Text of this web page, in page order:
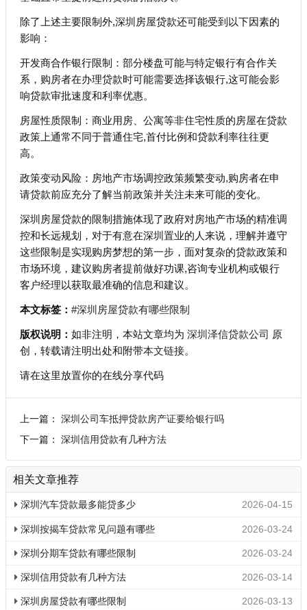
除了上述主要限制外,深圳房屋贷款还可能受到以下因素的
影响：
开发商合作银行限制：部分楼盘可能与特定银行有合作关
系，购房者在办理贷款时可能需要选择该银行,这可能会影
响贷款审批速度和利率优惠。
房屋性质限制：商业用房、公寓等非住宅性质的房屋在贷款
政策上通常不同于普通住宅,首付比例和贷款利率往往更
高。
政策变动风险：房地产市场调控政策频繁变动,购房者在申
请贷款前应充分了解当前政策并关注未来可能的变化。
深圳房屋贷款的限制措施体现了政府对房地产市场的精准调
控和长远规划，对于有意在深圳置业的人来说，理解并遵守
这些限制是实现购房梦想的第一步，面对复杂的贷款政策和
市场环境，建议购房者提前做好功课,咨询专业机构或银行
客户经理以获取最准确的信息和建议。
本文标签： #深圳房屋贷款有哪些限制
版权说明： 如非注明，本站文章均为 深圳泽信贷款公司 原
创，转载请注明出处和附带本文链接。
请在这里放置你的在线分享代码
上一篇： 深圳公司车抵押贷款房产证要给银行吗
下一篇： 深圳信用贷款有几种方法
相关文章推荐
2026-04-15
深圳汽车贷款最多能贷多少
2026-03-24
深圳按揭车贷款常见问题有哪些
2026-03-24
深圳分期车贷款有哪些限制
2026-03-14
深圳信用贷款有几种方法
2026-03-13
深圳房屋贷款有哪些限制